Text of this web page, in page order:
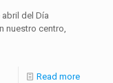
del Día
nuestro centro,
Read more